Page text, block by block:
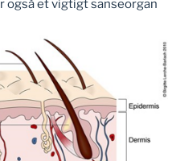
også et vigtigt sanseorgan